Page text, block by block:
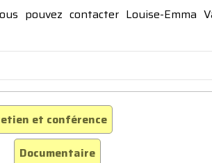
pouvez contacter Louise-Emma
et conférence
Documentaire